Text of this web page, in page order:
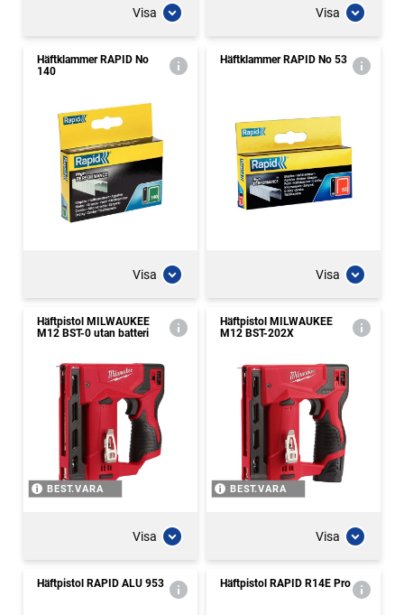
Visa Visa
Häftklammer RAPID No
140
Visa
Häftklammer RAPID No 53
Visa
Häftpistol MILWAUKEE
M12 BST-0 utan batteri
BEST.VARA
Visa
Häftpistol MILWAUKEE
M12 BST-202X
BEST.VARA
Visa
Häftpistol RAPID ALU 953 Häftpistol RAPID R14E Pro